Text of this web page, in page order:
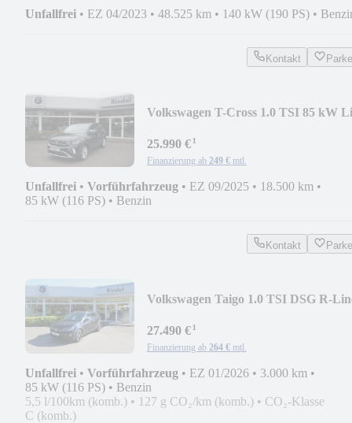
Unfallfrei • EZ 04/2023 • 48.525 km • 140 kW (190 PS) •
Kontakt
Volkswagen T-Cross 1.0 TSI 85 kW
25.990 €¹
Finanzierung ab 249 € mtl.
Unfallfrei • Vorführfahrzeug • EZ 09/2025 • 18.500 km •
85 kW (116 PS) • Benzin
Kontakt
Volkswagen Taigo 1.0 TSI DSG R-
27.490 €¹
Finanzierung ab 264 € mtl.
Unfallfrei • Vorführfahrzeug • EZ 01/2026 • 3.000 km •
85 kW (116 PS) • Benzin
5,5 l/100km (komb.) • 127 g CO₂/km (komb.) • CO₂-Klasse
C (komb.)